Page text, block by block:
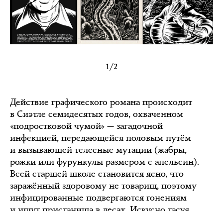
1/2
1/2
Действие графического романа происходит
в Сиэтле семидесятых годов, охваченном
«подростковой чумой» — загадочной
инфекцией, передающейся половым путём
и вызывающей телесные мутации (жабры,
рожки или фурункулы размером с апельсин).
Всей старшей школе становится ясно, что
заражённый здоровому не товарищ, поэтому
инфицированные подвергаются гонениям